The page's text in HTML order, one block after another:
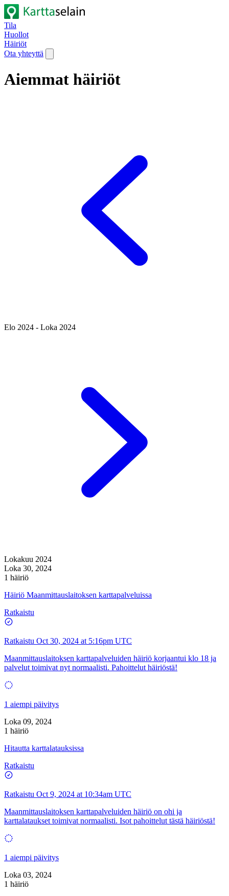
Tila
Huollot
Häiriöt
Ota yhteyttä
Aiemmat häiriöt
Elo 2024 - Loka 2024
Lokakuu 2024
Loka 30, 2024
1 häiriö
Häiriö Maanmittauslaitoksen karttapalveluissa
Ratkaistu
Ratkaistu Oct 30, 2024 at 5:16pm UTC
Maanmittauslaitoksen karttapalveluiden häiriö korjaantui klo 18 ja
palvelut toimivat nyt normaalisti. Pahoittelut häiriöstä!
1 aiempi päivitys
Loka 09, 2024
1 häiriö
Hitautta karttalatauksissa
Ratkaistu
Ratkaistu Oct 9, 2024 at 10:34am UTC
Maanmittauslaitoksen karttapalveluiden häiriö on ohi ja
karttalataukset toimivat normaalisti. Isot pahoittelut tästä häiriöstä!
1 aiempi päivitys
Loka 03, 2024
1 häiriö